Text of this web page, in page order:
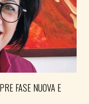
FASE NUOVA E